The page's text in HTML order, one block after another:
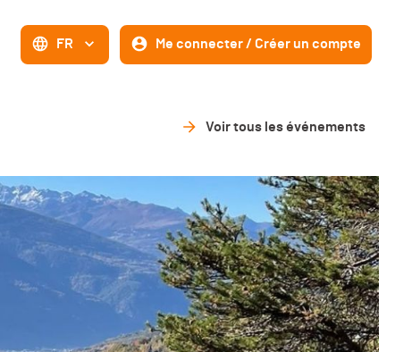
FR Me connecter / Créer un compte
Voir tous les événements